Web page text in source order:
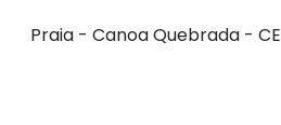
Praia - Canoa Quebrada - CE